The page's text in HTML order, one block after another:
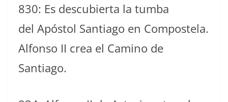
830: Es descubierta la tumba
del Apóstol Santiago en Compostela.
Alfonso II crea el Camino de
Santiago.